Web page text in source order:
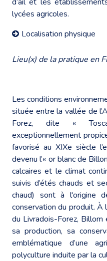
lycées agricoles.
Localisation physique
Lieu(x) de la pratique en
Les conditions
située entre la vallée de
Forez, dite «
exceptionnellement
favorisé au XIXe siècle
devenu l’« or blanc de
calcaires et le climat
suivis d’étés chauds et
chaud) sont à l'origine
conservation du produit. À
du Livradois-Forez, Billom
sa production, sa
emblématique d’une
polyculture induite par la